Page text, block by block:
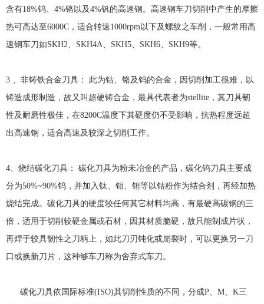
含有18%钨、4%铬以及4%钒的高速钢。高速钢车刀切削中产生的摩擦
热可高达至6000C，适合转速1000rpm以下及螺纹之车削，一般常用高
速钢车刀如SKH2、SKH4A、SKH5、SKH6、SKH9等。
3 、非铸铁合金刀具： 此为钴、铬及钨的合金，因切削加工很难，以
铸造成形制造，故又叫超硬铸合金，最具代表者为stellite，其刀具韧
性及耐磨性极佳，在8200C温度下其硬度仍不受影响，抗热程度远超
出高速钢，适合高速及较深之切削工作。
4、烧结碳化刀具： 碳化刀具为粉未冶金的产品，碳化钨刀具主要成
分为50%~90%钨，并加入钛、钼、钽等以钴粉作为结合剂，再经加热
烧结完成。碳化刀具的硬度较任何其它材料均高，有最硬高碳钢的三
倍，适用于切削较硬金属或石材，因其材质脆硬，故只能制成片状，
再焊于较具韧性之刀柄上，如此刀刃钝化或崩裂时，可以更换另一刀
口或换新刀片，这种够车刀称为舍弃式车刀。
碳化刀具依国际标准(ISO)其切削性质的不同，分成P、M、K三